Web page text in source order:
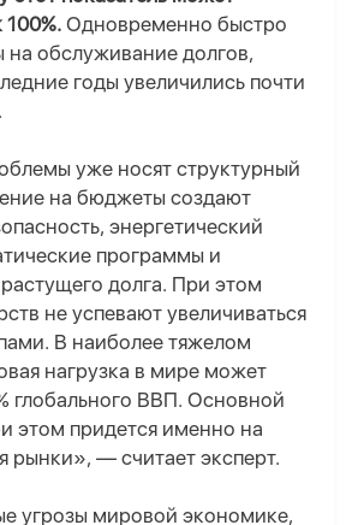
100%. Одновременно быстро
на обслуживание долгов,
годы увеличились почти
уже носят структурный
на бюджеты создают
энергетический
программы и
долга. При этом
не успевают увеличиваться
В наиболее тяжелом
нагрузка в мире может
глобального ВВП. Основной
этом придется именно на
рынки», — считает эксперт.
угрозы мировой экономике,